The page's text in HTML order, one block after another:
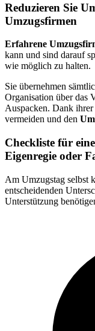
Reduzieren Sie
Umzugsfirmen
Erfahrene
kann und sind darauf
wie möglich zu halten.
Sie übernehmen
Organisation über das
Auspacken. Dank
vermeiden und den
Checkliste für
Eigenregie oder
Am Umzugstag selbst
entscheidenden
Unterstützung